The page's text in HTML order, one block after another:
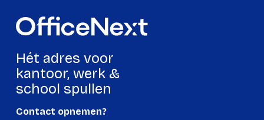
Hoeveelheid:
6 stuks
Hoogte:
Lengte:
Gewicht:
Hét adres voor
kantoor, werk &
school spullen
Contact opnemen?